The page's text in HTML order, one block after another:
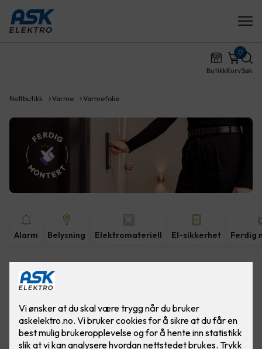
ButikkKurv
0
Søk
Nettbutikk Varme Varmefolie
Alarm Belysning Elektromateriell El-sikkerhet Ferdig
Vis flerefiltre